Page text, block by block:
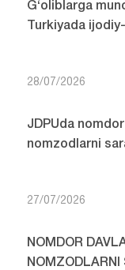
G‘oliblarga
Turkiyada
28/07/2026
JDPUda
nomzodlarni
27/07/2026
NOMDOR
NOMZODLARNI